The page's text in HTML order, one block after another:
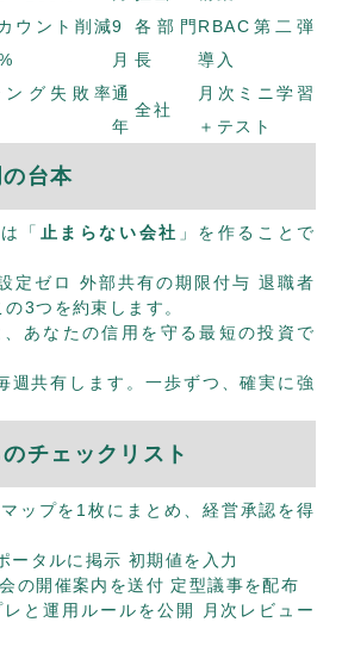
ウント削減9
月
各部門
長
RBAC第二弾
導入
ング失敗率通
年
全社
月次ミニ学習
＋テスト
台本
「 止まらない会社 」を作ることで
定ゼロ 外部共有の期限付与 退職者
3つを約束します。
あなたの信用を守る最短の投資で
週共有します。一歩ずつ、確実に強
チェックリスト
ップを1枚にまとめ、経営承認を得
ータルに掲示 初期値を入力
の開催案内を送付 定型議事を配布
と運用ルールを公開 月次レビュー